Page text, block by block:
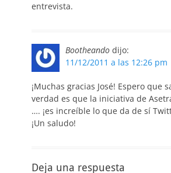
entrevista.
Bootheando dijo:
11/12/2011 a las 12:26 pm
¡Muchas gracias José! Espero que
verdad es que la iniciativa de
…. ¡es increíble lo que da de sí
¡Un saludo!
Deja una respuesta